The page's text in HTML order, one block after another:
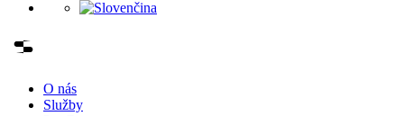
O nás
Služby